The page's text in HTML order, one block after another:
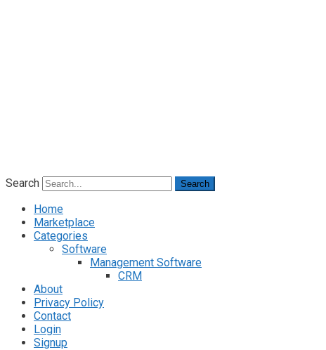
Search Search
Home
Marketplace
Categories
Software
Management Software
CRM
About
Privacy Policy
Contact
Login
Signup